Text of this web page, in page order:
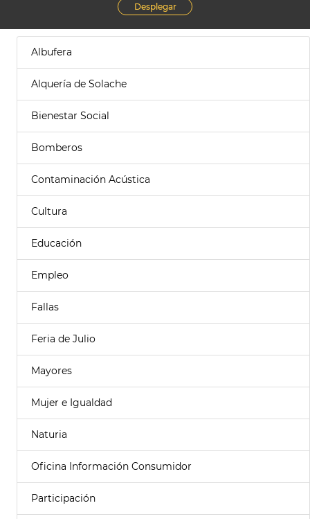
Desplegar
Albufera
Alquería de Solache
Bienestar Social
Bomberos
Contaminación Acústica
Cultura
Educación
Empleo
Fallas
Feria de Julio
Mayores
Mujer e Igualdad
Naturia
Oficina Información Consumidor
Participación